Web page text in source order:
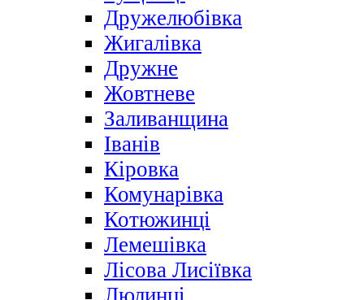
Дружелюбівка
Жигалівка
Дружне
Жовтневе
Заливанщина
Іванів
Кіровка
Комунарівка
Котюжинці
Лемешівка
Лісова Лисіївка